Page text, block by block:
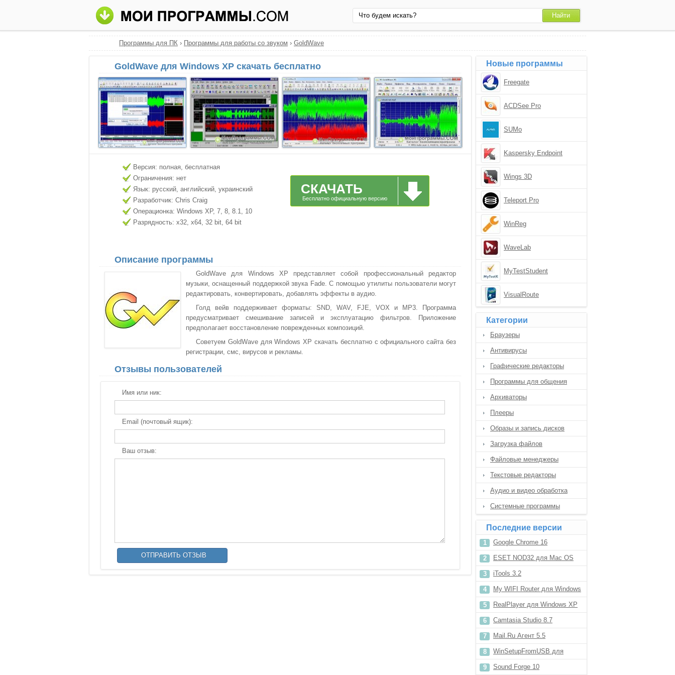
Программы для ПК › Программы для работы со звуком › GoldWave
GoldWave для Windows XP скачать бесплатно
Версия: полная, бесплатная
Ограничения: нет
Язык: русский, английский, украинский
Разработчик: Chris Craig
Операционка: Windows XP, 7, 8, 8.1, 10
Разрядность: x32, x64, 32 bit, 64 bit
СКАЧАТЬ
Бесплатно официальную версию
Описание программы
GoldWave для Windows XP представляет собой профессиональный редактор
музыки, оснащенный поддержкой звука Fade. С помощью утилиты пользователи могут
редактировать, конвертировать, добавлять эффекты в аудио.
Голд вейв поддерживает форматы: SND, WAV, FJE, VOX и MP3. Программа
предусматривает смешивание записей и эксплуатацию фильтров. Приложение
предполагает восстановление поврежденных композиций.
Советуем GoldWave для Windows XP скачать бесплатно с официального сайта без
регистрации, смс, вирусов и рекламы.
Отзывы пользователей
Имя или ник:
Email (почтовый ящик):
Ваш отзыв:
Новые программы
Freegate
ACDSee Pro
SUMo
Kaspersky Endpoint
Wings 3D
Teleport Pro
WinReg
WaveLab
MyTestStudent
VisualRoute
Категории
Браузеры
Антивирусы
Графические редакторы
Программы для общения
Архиваторы
Плееры
Образы и запись дисков
Загрузка файлов
Файловые менеджеры
Текстовые редакторы
Аудио и видео обработка
Системные программы
Последние версии
Google Chrome 16
ESET NOD32 для Mac OS
iTools 3.2
My WIFI Router для Windows
10
RealPlayer для Windows XP
Camtasia Studio 8.7
Mail.Ru Агент 5.5
WinSetupFromUSB для
Windows 10
Sound Forge 10